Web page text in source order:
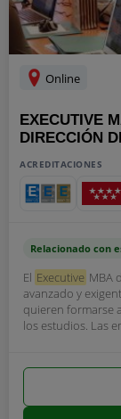
Online
EXECUTIVE
DIRECCIÓN
ACREDITACIONES
Relacionado con
El Executive MBA
avanzado y
quieren formarse
los estudios. Las